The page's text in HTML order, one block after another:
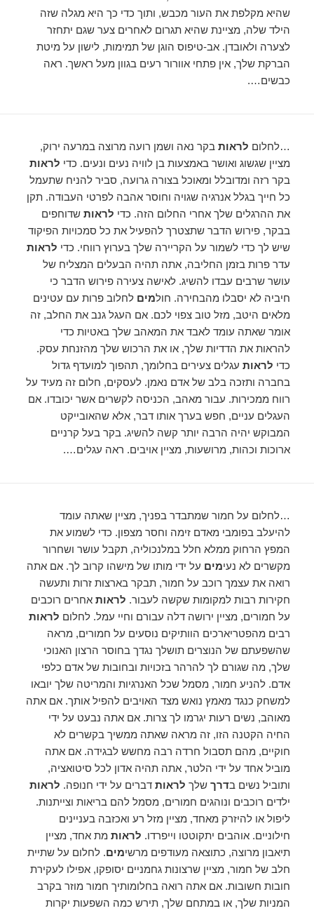
שהיא מקלפת את העור מכבש, ותוך כדי כך היא מגלה שזה
הילד שלה, מציינת שהיא תגרום לאחרים צער שגם יתחזר
לצערה ולאובדן. אב-טיפוס הוגן של תמימות, לישון על מיטת
הברקת שלך, אין פתחי אוורור רעים בגוון מעל ראשך. ראה
כבשים….
…לחלום לראות בקר נאה ושמן רועה מרוצה במרעה ירוק,
מציין שגשוג ואושר באמצעות בן לוויה נעים ונעים. כדי לראות
בקר רזה ומדובלל ומאוכל בצורה גרועה, סביר להניח שתעמל
כל חייך בגלל אנרגיה שגויה וחוסר אהבה לפרטי העבודה. תקן
את ההרגלים שלך אחרי החלום הזה. כדי לראות שדוחפים
בבקר, פירוש הדבר שתצטרך להפעיל את כל סמכויות הפיקוד
שיש לך כדי לשמור על הקריירה שלך בערוץ רווחי. כדי לראות
עדר פרות בזמן החליבה, אתה תהיה הבעלים המצליח של
עושר שרבים עבדו להשיג. לאישה צעירה פירוש הדבר כי
חיביה לא יסבלו מהבחירה. חולמים לחלוב פרות עם עטינים
מלאים היטב, מזל טוב צפוי לכם. אם העגל גנב את החלב, זה
אומר שאתה עומד לאבד את המאהב שלך באטיות כדי
להראות את הדדיות שלך, או את הרכוש שלך מהזנחת עסק.
כדי לראות עגלים צעירים בחלומך, תהפוך למועדף גדול
בחברה ותזכה בלב של אדם נאמן. לעסקים, חלום זה מעיד על
רווח ממכירות. עבור מאהב, הכניסה לקשרים אשר יכובדו. אם
העגלים עניים, חפש בערך אותו דבר, אלא שהאובייקט
המבוקש יהיה הרבה יותר קשה להשיג. בקר בעל קרניים
ארוכות וכהות, מרושעות, מציין אויבים. ראה עגלים….
…לחלום על חמור שמתבדר בפניך, מציין שאתה עומד
להיעלב בפומבי מאדם זימה וחסר מצפון. כדי לשמוע את
המפץ הרחוק ממלא חלל במלנכוליה, תקבל עושר ושחרור
מקשרים לא נעימים על ידי מותו של מישהו קרוב לך. אם אתה
רואה את עצמך רוכב על חמור, תבקר בארצות זרות ותעשה
חקירות רבות למקומות שקשה לעבור. לראות אחרים רוכבים
על חמורים, מציין ירושה דלה עבורם וחיי עמל. לחלום לראות
רבים מהפטריארכים הוותיקים נוסעים על חמורים, מראה
שהשפעתם של הנוצרים תושלך נגדך בחוסר הרצון האנוכי
שלך, מה שגורם לך להרהר בזכויות ובחובות של אדם כלפי
אדם. להניע חמור, מסמל שכל האנרגיות והמריטה שלך יובאו
למשחק כנגד מאמץ נואש מצד האויבים להפיל אותך. אם אתה
מאוהב, נשים רעות יגרמו לך צרות. אם אתה נבעט על ידי
החיה הקטנה הזו, זה מראה שאתה ממשיך בקשרים לא
חוקיים, מהם תסבול חרדה רבה מחשש לבגידה. אם אתה
מוביל אחד על ידי הלטר, אתה תהיה אדון לכל סיטואציה,
ותוביל נשים בדרך שלך לראות דברים על ידי חנופה. לראות
ילדים רוכבים ונוהגים חמורים, מסמל להם בריאות וצייתנות.
ליפול או להיזרק מאחד, מציין מזל רע ואכזבה בעניינים
חילוניים. אוהבים יתקוטטו וייפרדו. לראות מת אחד, מציין
תיאבון מרוצה, כתוצאה מעודפים מרשימים. לחלום על שתיית
חלב של חמור, מציין שרצונות גחמניים יסופקו, אפילו לעקירת
חובות חשובות. אם אתה רואה בחלומותיך חמור מוזר בקרב
המניות שלך, או במתחם שלך, תירש כמה השפעות יקרות